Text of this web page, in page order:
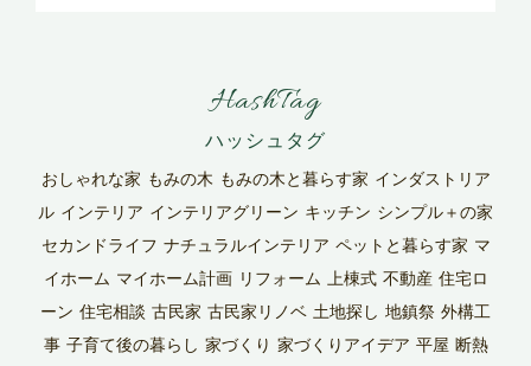
HashTag
おしゃれな家 もみの木 もみの木と暮らす家 インダストリア
ル インテリア インテリアグリーン キッチン シンプル＋の家
セカンドライフ ナチュラルインテリア ペットと暮らす家 マ
イホーム マイホーム計画 リフォーム 上棟式 不動産 住宅ロ
ーン 住宅相談 古民家 古民家リノベ 土地探し 地鎮祭 外構工
事 子育て後の暮らし 家づくり 家づくりアイデア 平屋 断熱